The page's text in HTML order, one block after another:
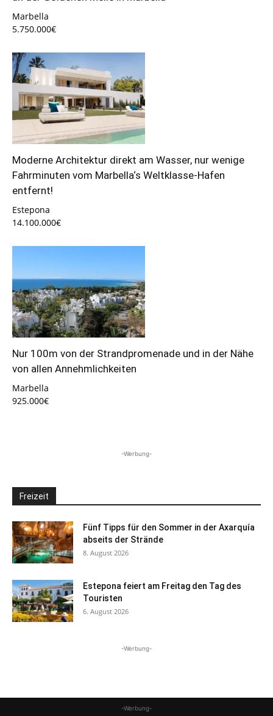
Marbella
5.750.000€
Moderne Architektur direkt am Wasser, nur wenige
Fahrminuten vom Marbella‘s Weltklasse-Hafen
entfernt!
Estepona
14.100.000€
Nur 100m von der Strandpromenade und in der Nähe
von allen Annehmlichkeiten
Marbella
925.000€
-Werbung-
Freizeit
Fünf Tipps für den Sommer in der Axarquía
abseits der Strände
8. August 2026
Estepona feiert am Freitag den Tag des
Touristen
6. August 2026
-Werbung-
-Werbung-